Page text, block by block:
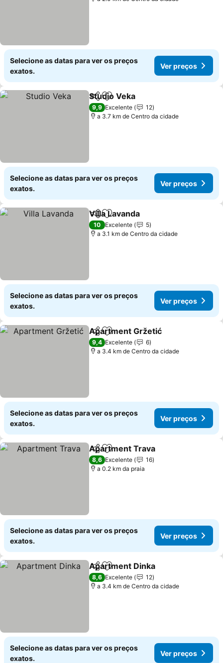
Selecione as datas para ver os preços
exatos.
Ver preços
PartilharAdicionar aos favoritos
Studio Veka
9,9 Excelente
12
a 3.7 km de Centro da cidade
Selecione as datas para ver os preços
exatos.
Ver preços
PartilharAdicionar aos favoritos
Villa Lavanda
10 Excelente
5
a 3.1 km de Centro da cidade
Selecione as datas para ver os preços
exatos.
Ver preços
PartilharAdicionar aos favoritos
Apartment Gržetić
9,4 Excelente
6
a 3.4 km de Centro da cidade
Selecione as datas para ver os preços
exatos.
Ver preços
PartilharAdicionar aos favoritos
Apartment Trava
8,6 Excelente
16
a 0.2 km da praia
Selecione as datas para ver os preços
exatos.
Ver preços
PartilharAdicionar aos favoritos
Apartment Dinka
8,6 Excelente
12
a 3.4 km de Centro da cidade
Selecione as datas para ver os preços
exatos.
Ver preços